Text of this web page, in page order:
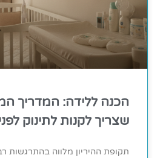
הכנה ללידה: המדריך
שצריך לקנות לתינוק
תקופת ההיריון מלווה בהתרגשות